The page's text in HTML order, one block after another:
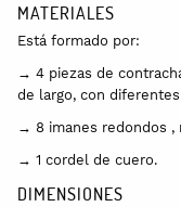
MATERIALES
Está formado por:
→ 4 piezas de
de largo, con
→ 8 imanes redondos ,
→ 1 cordel de cuero.
DIMENSIONES